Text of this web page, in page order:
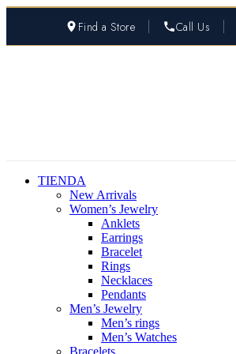
Ir
Find a Store Call Us
TIENDA
New Arrivals
Women’s Jewelry
Anklets
Earrings
Bracelet
Rings
Necklaces
Pendants
Men’s Jewelry
Men’s rings
Men’s Watches
Bracelets